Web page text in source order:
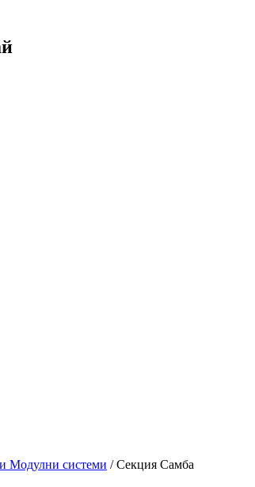
Модулни системи / Секция Самба